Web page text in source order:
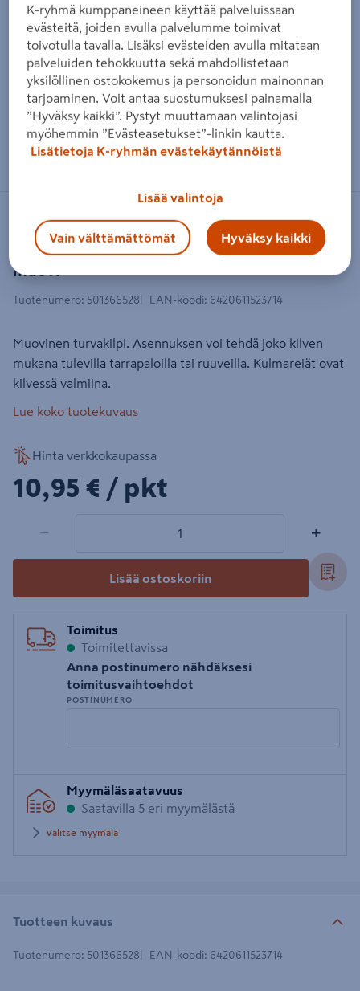
Zoomaa kuvaa sormilla kosketusnäytöllä
Kilpi Öljy/sulkumerkki 400x100mm
muovi
SUOMEN TURVAKAUPPA
Tuotenumero: 501366528 EAN-koodi: 6420611523714
Muovinen turvakilpi. Asennuksen voi tehdä joko kilven
mukana tulevilla tarrapaloilla tai ruuveilla. Kulmareiät ovat
kilvessä valmiina.
Lue koko tuotekuvaus
Hinta verkkokaupassa
10,95€/pkt
10,95 € / pkt
− +
Lisää ostoskoriin
Toimitus
Toimitettavissa
Anna postinumero nähdäksesi
toimitusvaihtoehdot
POSTINUMERO
postinumero
Myymäläsaatavuus
Saatavilla 5 eri myymälästä
Valitse myymälä
Tuotteen kuvaus
Tuotenumero: 501366528 EAN-koodi: 6420611523714
K-ryhmä kumppaneineen käyttää palveluissaan
evästeitä, joiden avulla palvelumme toimivat
toivotulla tavalla. Lisäksi evästeiden avulla mitataan
palveluiden tehokkuutta sekä mahdollistetaan
yksilöllinen ostokokemus ja personoidun mainonnan
tarjoaminen. Voit antaa suostumuksesi painamalla
”Hyväksy kaikki”. Pystyt muuttamaan valintojasi
myöhemmin ”Evästeasetukset”-linkin kautta.
Lisätietoja K-ryhmän evästekäytännöistä
Lisää valintoja
Vain välttämättömät Hyväksy kaikki